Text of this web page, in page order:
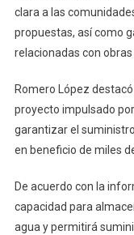
clara a las
propuestas, así como
relacionadas con
Romero López
proyecto impulsado
garantizar el
en beneficio de miles
De acuerdo con la
capacidad para
agua y permitirá